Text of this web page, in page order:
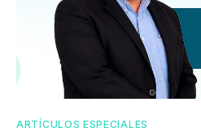
ARTÍCULOS ESPECIALES